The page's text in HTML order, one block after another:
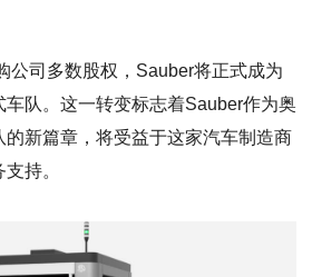
公司多数股权，Sauber将正式成为
队。这一转变标志着Sauber作为奥
新篇章，将受益于这家汽车制造商
持。